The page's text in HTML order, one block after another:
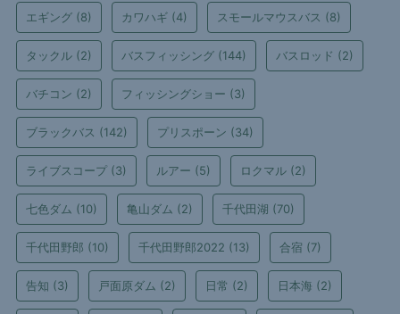
エギング (8) カワハギ (4) スモールマウスバス (8)
タックル (2) バスフィッシング (144) バスロッド (2)
バチコン (2) フィッシングショー (3)
ブラックバス (142) プリスポーン (34)
ライブスコープ (3) ルアー (5) ロクマル (2)
七色ダム (10) 亀山ダム (2) 千代田湖 (70)
千代田野郎 (10) 千代田野郎2022 (13) 合宿 (7)
告知 (3) 戸面原ダム (2) 日常 (2) 日本海 (2)